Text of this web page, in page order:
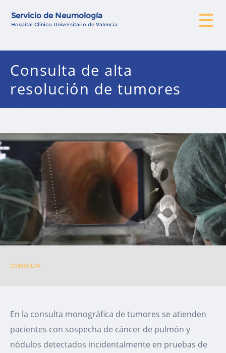
Servicio de Neumología
Hospital Clínico Universitario de Valencia
Consulta de alta
resolución de tumores
CONSULTA
En la consulta monográfica de tumores se atienden
pacientes con sospecha de cáncer de pulmón y
nódulos detectados incidentalmente en pruebas de